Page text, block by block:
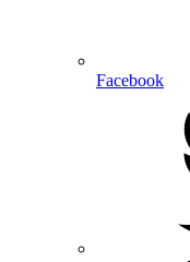
Facebook